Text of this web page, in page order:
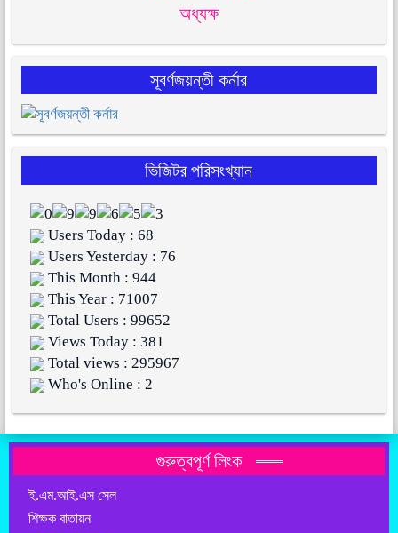
অধ্যক্ষ
সূবর্ণজয়ন্তী কর্নার
ভিজিটর পরিসংখ্যান
Users Today : 68
Users Yesterday : 76
This Month : 944
This Year : 71007
Total Users : 99652
Views Today : 381
Total views : 295967
Who's Online : 2
গুরুত্বপূর্ণ লিংক
ই.এম.আই.এস সেল
শিক্ষক বাতায়ন